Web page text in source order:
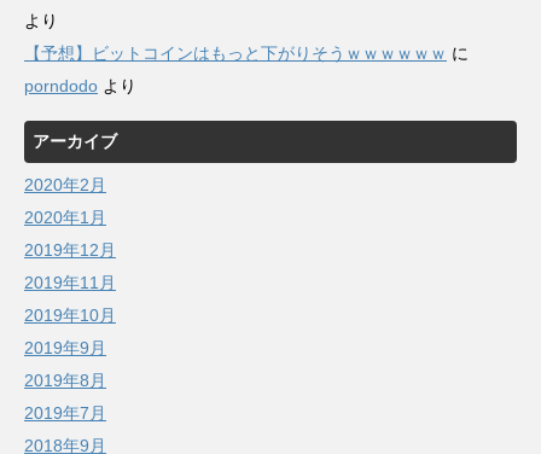
より
【予想】ビットコインはもっと下がりそうｗｗｗｗｗｗ に
porndodo より
アーカイブ
2020年2月
2020年1月
2019年12月
2019年11月
2019年10月
2019年9月
2019年8月
2019年7月
2018年9月